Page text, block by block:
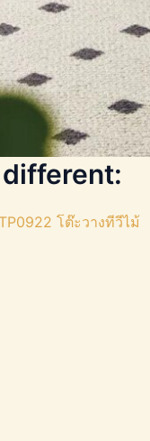
different: